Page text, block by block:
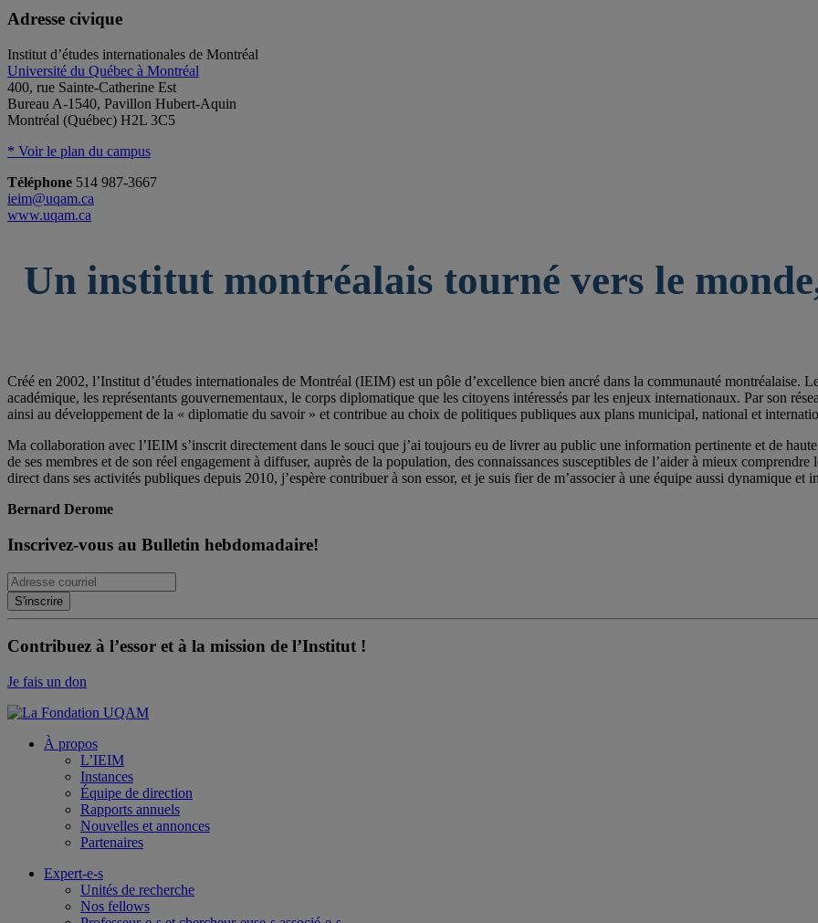
Adresse civique
Institut d’études internationales de Montréal
Université du Québec à Montréal
400, rue Sainte-Catherine Est
Bureau A-1540, Pavillon Hubert-Aquin
Montréal (Québec) H2L 3C5
* Voir le plan du campus
Téléphone 514 987-3667
ieim@uqam.ca
www.uqam.ca
Un institut montréalais tourné vers le
Créé en 2002, l’Institut d’études internationales de Montréal (IEIM) est un pôle d’excellence bien ancré dans la communauté montréalaise.
académique, les représentants gouvernementaux, le corps diplomatique que les citoyens intéressés par les enjeux internationaux. Par son
ainsi au développement de la « diplomatie du savoir » et contribue au choix de politiques publiques aux plans municipal, national et
Ma collaboration avec l’IEIM s’inscrit directement dans le souci que j’ai toujours eu de livrer au public une information pertinente et de
de ses membres et de son réel engagement à diffuser, auprès de la population, des connaissances susceptibles de l’aider à mieux
direct dans ses activités publiques depuis 2010, j’espère contribuer à son essor, et je suis fier de m’associer à une équipe aussi dynamique et
Bernard Derome
Inscrivez-vous au Bulletin hebdomadaire!
Contribuez à l’essor et à la mission de l’Institut !
Je fais un don
À propos
L’IEIM
Instances
Équipe de direction
Rapports annuels
Nouvelles et annonces
Partenaires
Expert-e-s
Unités de recherche
Nos fellows